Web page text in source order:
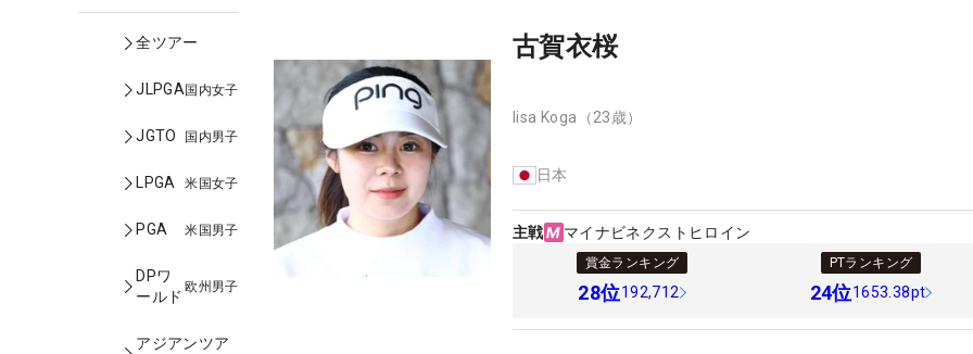
全ツアー
JLPGA国内女子
JGTO 国内男子
LPGA 米国女子
PGA 米国男子
DPワ
ールド
欧州男子
アジアンツア
古賀衣桜
Iisa Koga （23歳）
日本
主戦 マイナビネクストヒロイン
賞金ランキング
28位192,712
PTランキング
24位1653.38pt